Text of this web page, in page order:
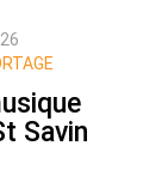
Savin